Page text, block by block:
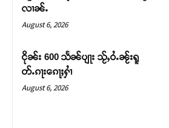
တႃႇႁႂ်ႈသဵင်ၵၢင်ၸႂ်ၵူၼ်းမိူင်း ၵူႈတီ
တ်ႇ တူဝ်ႈလုမ်ႈၾႃႉၼၼ်ႉ ၶဝ်ႈႁူမ်ႈ
ဝ်ႇၽူႈတွႆႇႁွၵ်ႈ လႆႈယူႇၶႃႈ
လၢၼ်ႉ
August 6, 2026
ငိုၼ်း 600 သႅၼ်ပျႃး သႂ်ႇဝႆႉၼႂ်းရူ
တ်ႉၵႃးၵေႃႈႁၢႆ
August 6, 2026